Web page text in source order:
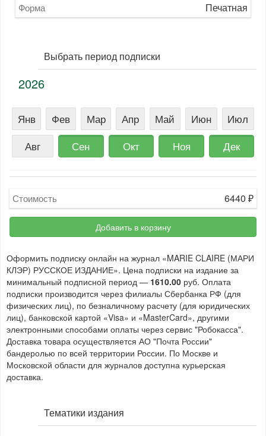
Форма Печатная
Выбрать период подписки
2026
Янв Фев Мар Апр Май Июн
Июл
Авг
Сен Окт Ноя Дек
Стоимость 6440 ₽
Добавить в корзину
Оформить подписку онлайн на журнал «MARIE CLAIRE (МАРИ
КЛЭР) РУССКОЕ ИЗДАНИЕ». Цена подписки на издание за
минимальный подписной период — 1610.00 руб. Оплата
подписки производится через филиалы Сбербанка РФ (для
физических лиц), по безналичному расчету (для юридических
лиц), банковской картой «Visa» и «MasterCard», другими
электронными способами оплаты через сервис "Робокасса".
Доставка товара осуществляется АО "Почта России"
бандеролью по всей территории России. По Москве и
Московской области для журналов доступна курьерская
доставка.
Тематики издания